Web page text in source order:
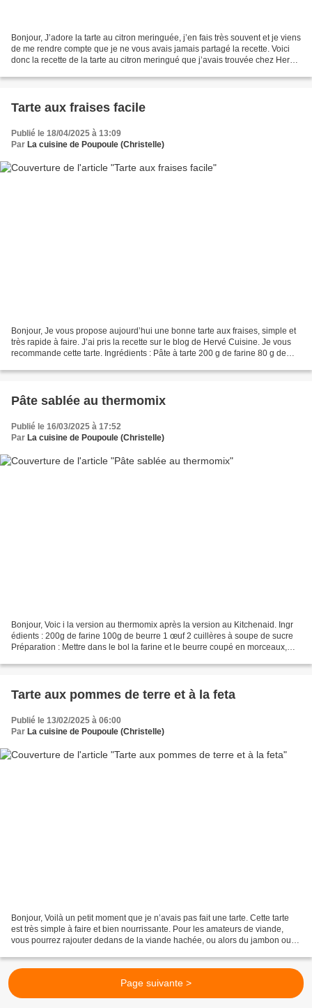
Bonjour, J’adore la tarte au citron meringuée, j’en fais très souvent et je viens
de me rendre compte que je ne vous avais jamais partagé la recette. Voici
donc la recette de la tarte au citron meringué que j’avais trouvée chez Hervé
Tarte aux fraises facile
Publié le 18/04/2025 à 13:09
Par La cuisine de Poupoule (Christelle)
Bonjour, Je vous propose aujourd’hui une bonne tarte aux fraises, simple et
très rapide à faire. J’ai pris la recette sur le blog de Hervé Cuisine. Je vous
recommande cette tarte. Ingrédients : Pâte à tarte 200 g de farine 80 g de
Pâte sablée au thermomix
Publié le 16/03/2025 à 17:52
Par La cuisine de Poupoule (Christelle)
Bonjour, Voic i la version au thermomix après la version au Kitchenaid. Ingr
édients : 200g de farine 100g de beurre 1 œuf 2 cuillères à soupe de sucre
Préparation : Mettre dans le bol la farine et le beurre coupé en morceaux,
Tarte aux pommes de terre et à la feta
Publié le 13/02/2025 à 06:00
Par La cuisine de Poupoule (Christelle)
Bonjour, Voilà un petit moment que je n’avais pas fait une tarte. Cette tarte
est très simple à faire et bien nourrissante. Pour les amateurs de viande,
vous pourrez rajouter dedans de la viande hachée, ou alors du jambon ou
Page suivante >